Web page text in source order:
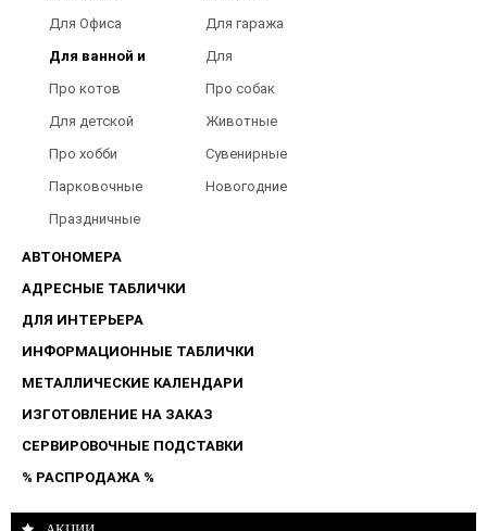
Для Офиса
Для гаража
Для ванной и
Для
Про котов
Про собак
Для детской
Животные
Про хобби
Сувенирные
Парковочные
Новогодние
Праздничные
АВТОНОМЕРА
АДРЕСНЫЕ ТАБЛИЧКИ
ДЛЯ ИНТЕРЬЕРА
ИНФОРМАЦИОННЫЕ ТАБЛИЧКИ
МЕТАЛЛИЧЕСКИЕ КАЛЕНДАРИ
ИЗГОТОВЛЕНИЕ НА ЗАКАЗ
СЕРВИРОВОЧНЫЕ ПОДСТАВКИ
% РАСПРОДАЖА %